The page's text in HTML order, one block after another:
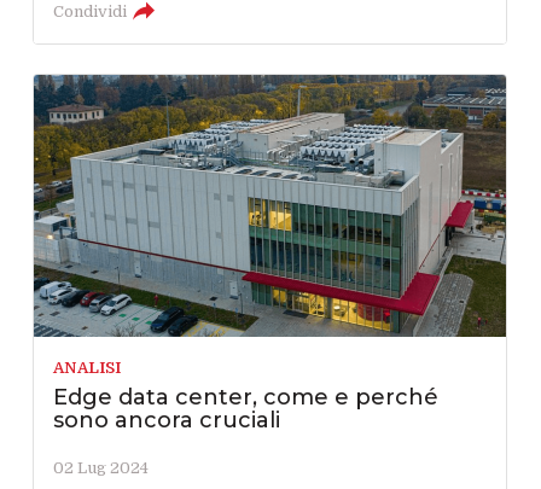
Condividi
ANALISI
Edge data center, come e perché
sono ancora cruciali
02 Lug 2024